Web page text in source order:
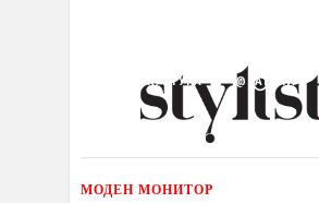
КУЛТУРА @РАБОТА
ИЗЛОГ
МОДЕН МОНИТОР